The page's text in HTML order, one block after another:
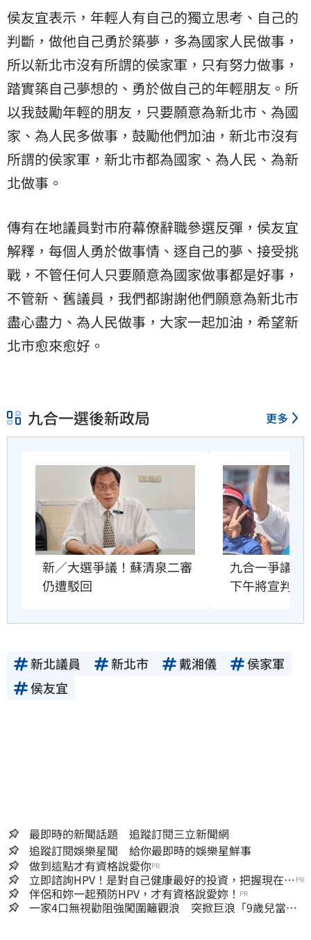
侯友宜表示，年輕人有自己的獨立思考、自己的
判斷，做他自己勇於築夢，多為國家人民做事，
所以新北市沒有所謂的侯家軍，只有努力做事，
踏實築自己夢想的、勇於做自己的年輕朋友。所
以我鼓勵年輕的朋友，只要願意為新北市、為國
家、為人民多做事，鼓勵他們加油，新北市沒有
所謂的侯家軍，新北市都為國家、為人民、為新
北做事。
傳有在地議員對市府幕僚辭職參選反彈，侯友宜
解釋，每個人勇於做事情、逐自己的夢、接受挑
戰，不管任何人只要願意為國家做事都是好事，
不管新、舊議員，我們都謝謝他們願意為新北市
盡心盡力、為人民做事，大家一起加油，希望新
北市愈來愈好。
九合一選後新政局 更多
新／大選爭議！蘇清泉二審
仍遭駁回
九合一爭議未
下午將宣判
新北議員 新北市 戴湘儀
侯家軍
侯友宜
最即時的新聞話題 追蹤訂閱三立新聞網
追蹤訂閱娛樂星聞 給你最即時的娛樂星鮮事
做到這點才有資格說愛你PR
立即諮詢HPV！是對自己健康最好的投資，把握現在不
嫌晚！
PR
伴侶和妳一起預防HPV，才有資格說愛妳！ PR
一家4口無視勸阻強闖圍籬觀浪 突掀巨浪「9歲兒當場